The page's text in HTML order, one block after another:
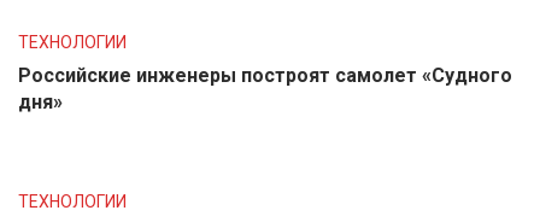
ТЕХНОЛОГИИ
Российские инженеры построят самолет «Судного
дня»
ТЕХНОЛОГИИ